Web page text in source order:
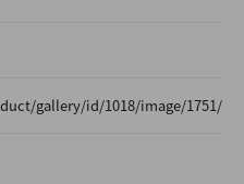
gallery/id/1018/image/1751/